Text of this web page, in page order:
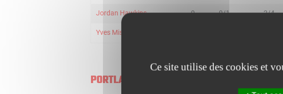
Jordan Hawkins 9 0/1 2/4
Yves Missi
PORTLAND TRAIL BLAZERS
Ce site utilise des cookies et